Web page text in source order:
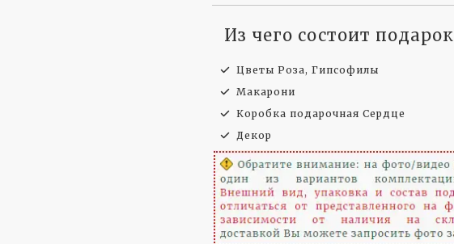
Из чего состоит подарок
Цветы Роза, Гипсофилы
Макарони
Коробка подарочная Сердце
Декор